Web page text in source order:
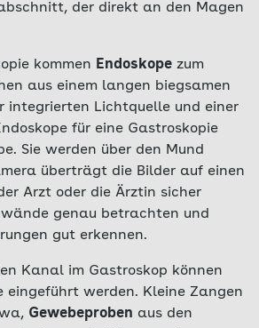
der direkt an den Magen
kommen Endoskope zum
aus einem langen biegsamen
integrierten Lichtquelle und einer
für eine Gastroskopie
Sie werden über den Mund
überträgt die Bilder auf einen
Arzt oder die Ärztin sicher
genau betrachten und
gut erkennen.
Kanal im Gastroskop können
eingeführt werden. Kleine Zangen
Gewebeproben aus den